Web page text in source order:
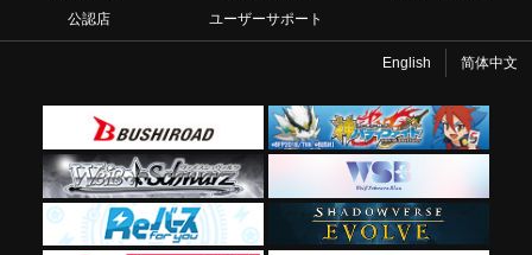
公認店
ユーザーサポート
English 简体中文